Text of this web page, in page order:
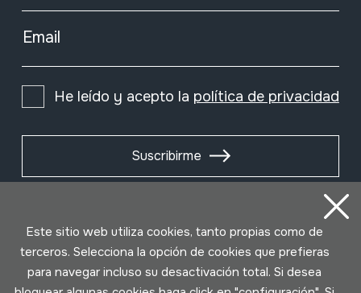
Email
He leído y acepto la política de privacidad
Suscribirme
Este sitio web utiliza cookies, tanto propias como de
terceros. Selecciona la opción de cookies que prefieras
para navegar incluso su desactivación total. Si desea